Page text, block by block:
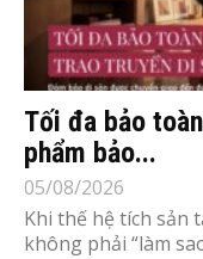
Tối đa bảo
phẩm bảo...
05/08/2026
Khi thế hệ tích sản
không phải “làm